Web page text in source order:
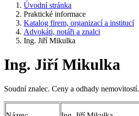
Úvodní stránka
Praktické informace
Katalog firem, organizací a institucí
Advokáti, notáři a znalci
Ing. Jiří Mikulka
Ing. Jiří Mikulka
Soudní znalec. Ceny a odhady nemovitostí.